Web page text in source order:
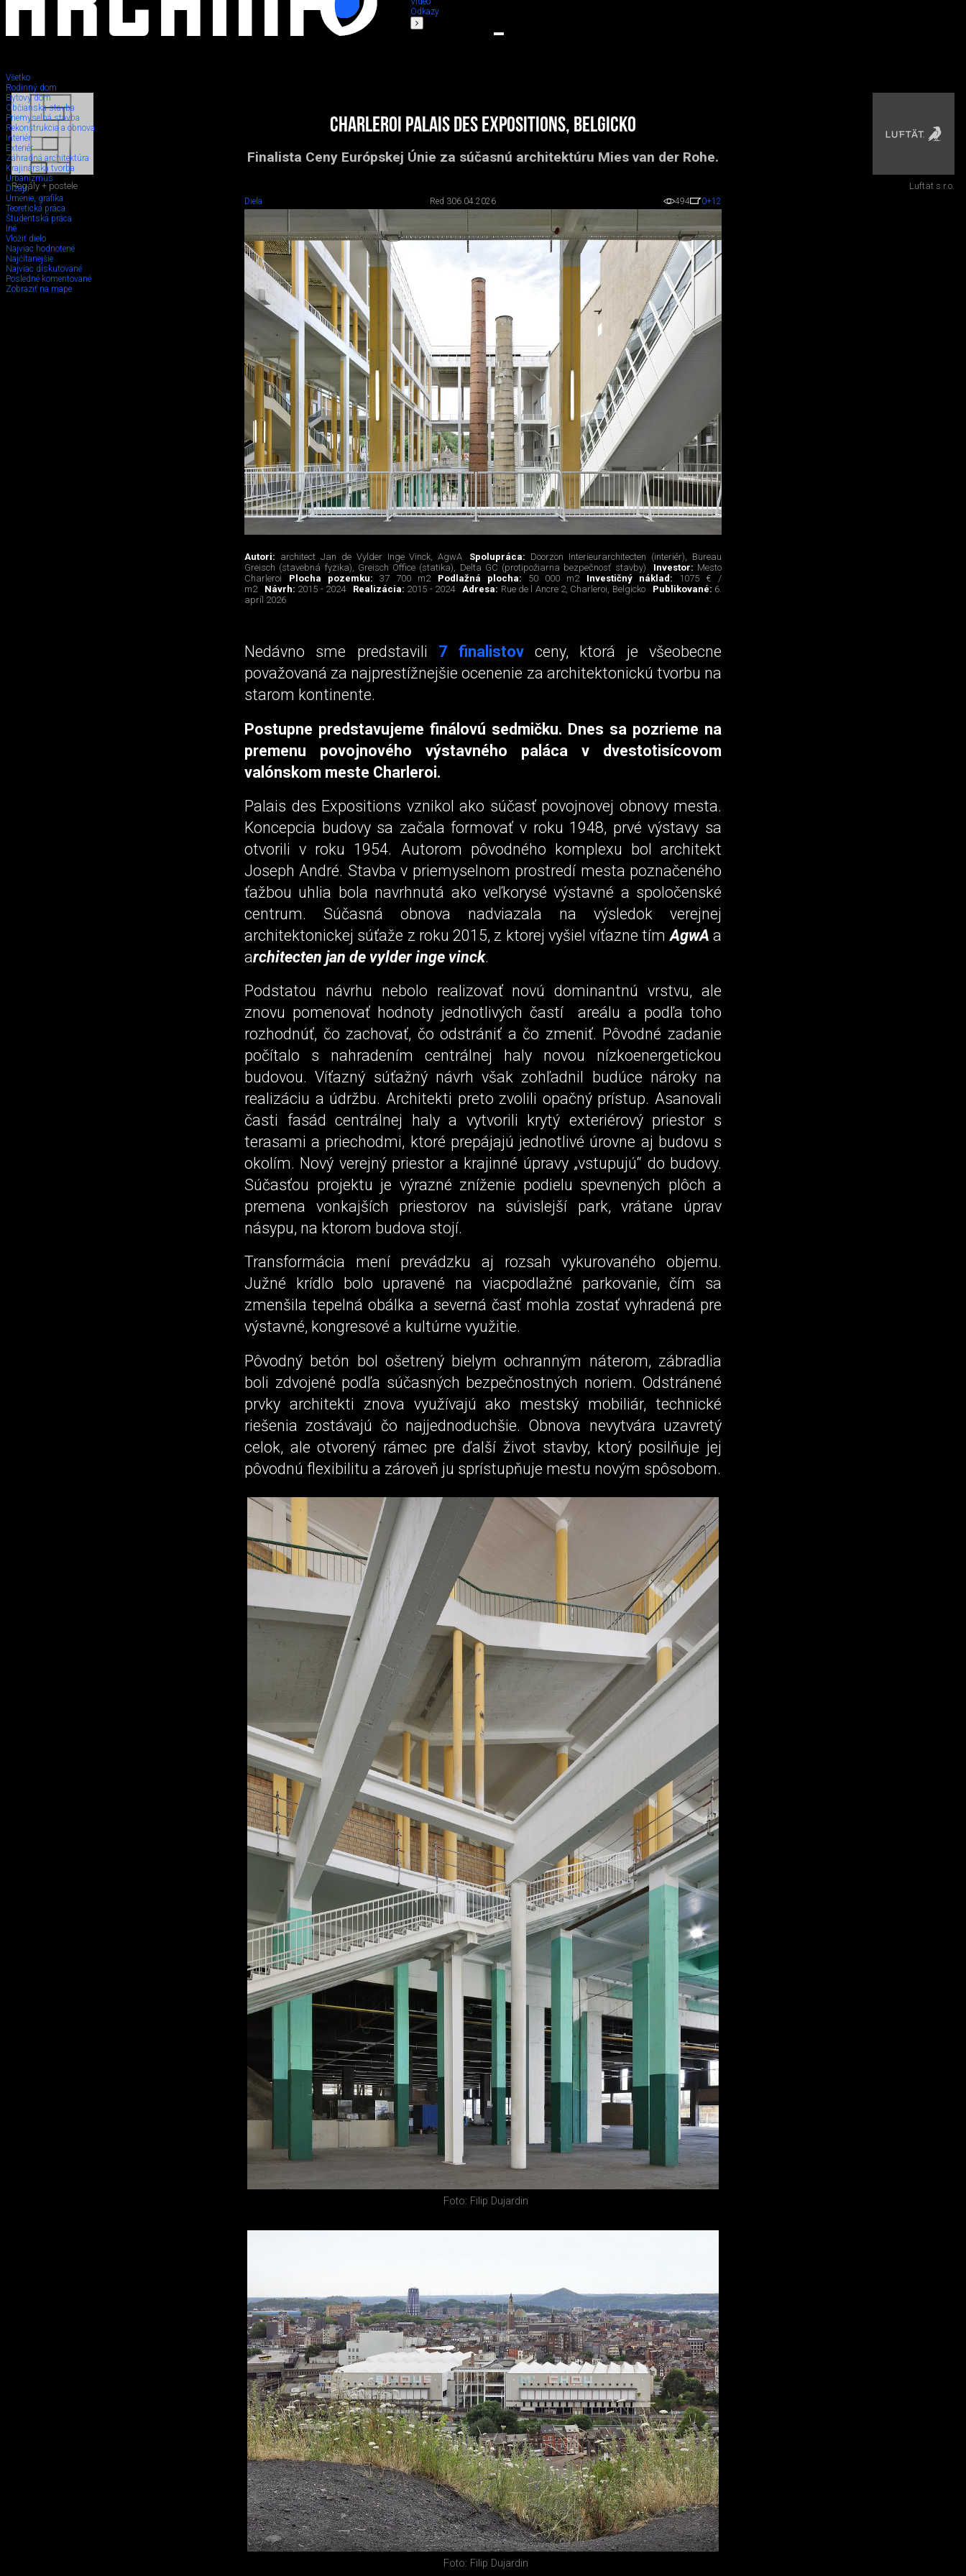
Odkazy
Všetko
Rodinný dom
Bytový dom
Občianska stavba
Priemyselná stavba
Rekonštrukcia a obnova
Interiér
Exteriér
Záhradná architektúra
Krajinárska tvorba
Urbanizmus
Dizajn
Umenie, grafika
Teoretická práca
Študentská práca
Iné
Vložiť dielo
Najviac hodnotené
Najčítanejšie
Najviac diskutované
Posledné komentované
Zobraziť na mape
Charleroi Palais des Expositions, Belgicko
Finalista Ceny Európskej Únie za súčasnú architektúru Mies van der Rohe.
Diela Red 306.04.2026 494 0+12
Autori: architect Jan de Vylder Inge Vinck, AgwA Spolupráca: Doorzon Interieurarchitecten (interiér), Bureau
Greisch (stavebná fyzika), Greisch Office (statika), Delta GC (protipožiarna bezpečnosť stavby)
Investor: Mesto
Charleroi
Plocha pozemku: 37 700 m2 Podlažná plocha: 50 000 m2 Investičný náklad: 1075 € /
m2
Návrh: 2015 - 2024 Realizácia: 2015 - 2024 Adresa: Rue de l Ancre 2, Charleroi, Belgicko Publikované: 6.
apríl 2026
Nedávno sme predstavili 7 finalistovceny, ktorá je všeobecne
považovaná za najprestížnejšie ocenenie za architektonickú tvorbu na
starom kontinente.
Postupne predstavujeme finálovú sedmičku. Dnes sa pozrieme na
premenu povojnového výstavného paláca v dvestotisícovom
valónskom meste Charleroi.
Palais des Expositions vznikol ako súčasť povojnovej obnovy mesta.
Koncepcia budovy sa začala formovať v roku 1948, prvé výstavy sa
otvorili v roku 1954. Autorom pôvodného komplexu bol architekt
Joseph André. Stavba v priemyselnom prostredí mesta poznačeného
ťažbou uhlia bola navrhnutá ako veľkorysé výstavné a spoločenské
centrum. Súčasná obnova nadviazala na výsledok verejnej
architektonickej súťaže z roku 2015, z ktorej vyšiel víťazne tímAgwA a
architecten jan de vylder inge vinck.
Podstatou návrhu nebolo realizovať novú dominantnú vrstvu, ale
znovu pomenovať hodnoty jednotlivých častí areálu a podľa toho
rozhodnúť, čo zachovať, čo odstrániť a čo zmeniť. Pôvodné zadanie
počítalo s nahradením centrálnej haly novou nízkoenergetickou
budovou. Víťazný súťažný návrh však zohľadnil budúce nároky na
realizáciu a údržbu. Architekti preto zvolili opačný prístup. Asanovali
časti fasád centrálnej haly a vytvorili krytý exteriérový priestor s
terasami a priechodmi, ktoré prepájajú jednotlivé úrovne aj budovu s
okolím. Nový verejný priestor a krajinné úpravy „vstupujú“ do budovy.
Súčasťou projektu je výrazné zníženie podielu spevnených plôch a
premena vonkajších priestorov na súvislejší park, vrátane úprav
násypu, na ktorom budova stojí.
Transformácia mení prevádzku aj rozsah vykurovaného objemu.
Južné krídlo bolo upravené na viacpodlažné parkovanie, čím sa
zmenšila tepelná obálka a severná časť mohla zostať vyhradená pre
výstavné, kongresové a kultúrne využitie.
Pôvodný betón bol ošetrený bielym ochranným náterom, zábradlia
boli zdvojené podľa súčasných bezpečnostných noriem. Odstránené
prvky architekti znova využívajú ako mestský mobiliár, technické
riešenia zostávajú čo najjednoduchšie. Obnova nevytvára uzavretý
celok, ale otvorený rámec pre ďalší život stavby, ktorý posilňuje jej
pôvodnú flexibilitu a zároveň ju sprístupňuje mestu novým spôsobom.
Regály + postele Luftät s.r.o.
Foto: Filip Dujardin
Foto: Filip Dujardin